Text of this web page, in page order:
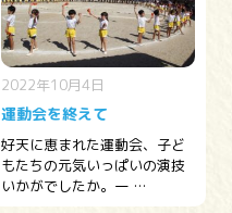
2022年10月4日
運動会を終えて
好天に恵まれた運動会、子ど
もたちの元気いっぱいの演技
いかがでしたか。一 …